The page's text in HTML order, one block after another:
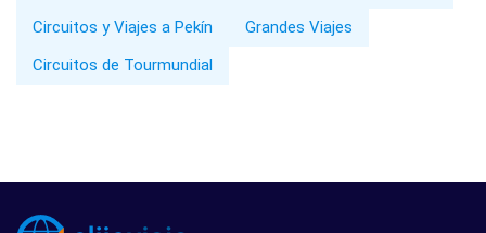
Circuitos y Viajes a Pekín
Grandes Viajes
Circuitos de Tourmundial